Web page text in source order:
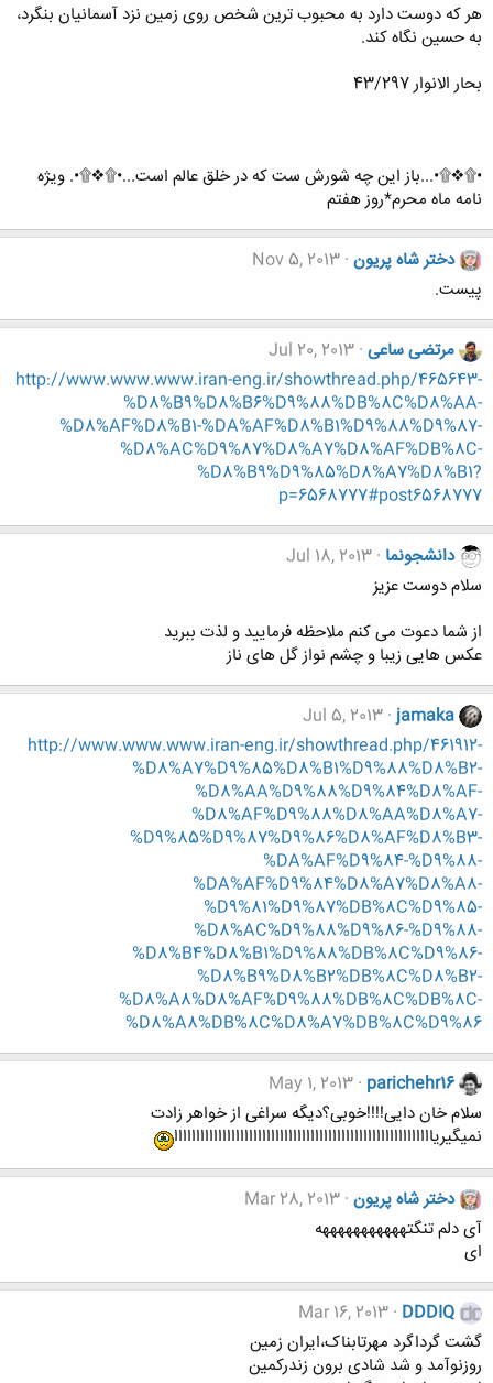
هر كه دوست دارد به محبوب ترين شخص روى زمين نزد آسمانيان بنگرد،
به حسين نگاه كند.
بحار الانوار 43/297
•۩❖۩•...باز این چه شورش ست که در خلق عالم است...•۩❖۩•. ویژه
نامه ماه محرم*روز هفتم
دختر شاه پریون Nov 5, 2013
پیست.
مرتضی ساعی Jul 20, 2013
http://www.www.www.iran-eng.ir/showthread.php/465643-
%D8%B9%D8%B6%D9%88%DB%8C%D8%AA-
%D8%AF%D8%B1-%DA%AF%D8%B1%D9%88%D9%87-
%D8%AC%D9%87%D8%A7%D8%AF%DB%8C-
%D8%B9%D9%85%D8%A7%D8%B1?
p=6568777#post6568777
دانشجونما Jul 18, 2013
سلام دوست عزیز
از شما دعوت می کنم ملاحظه فرمایید و لذت ببرید
عکس هایی زیبا و چشم نواز گل های ناز
jamaka
Jul 5, 2013
http://www.www.www.iran-eng.ir/showthread.php/461912-
%D8%A7%D9%85%D8%B1%D9%88%D8%B2-
%D8%AA%D9%88%D9%84%D8%AF-
%D8%AF%D9%88%D8%AA%D8%A7-
%D9%85%D9%87%D9%86%D8%AF%D8%B3-
%DA%AF%D9%84-%D9%88-
%DA%AF%D9%84%D8%A7%D8%A8-
%D9%81%D9%87%DB%8C%D9%85-
%D8%AC%D9%88%D9%86-%D9%88-
%D8%B4%D8%B1%D9%88%DB%8C%D9%86-
%D8%B9%D8%B2%DB%8C%D8%B2-
%D8%A8%D8%AF%D9%88%DB%8C%DB%8C-
%D8%A8%DB%8C%D8%A7%DB%8C%D9%86
parichehr16
May 1, 2013
سلام خان دایی!!!!خوبی؟دیگه سراغی از خواهر زادت
نمیگیریااااااااااااااااااااااااااااااااااااااااااااااااااااااااااا
دختر شاه پریون Mar 28, 2013
آی دلم تنگتهههههههههههه
ای
DDDIQ
Mar 16, 2013
گشت گرداگرد مهرتابناک،ایران زمین
روزنوآمد و شد شادی برون زندرکمین